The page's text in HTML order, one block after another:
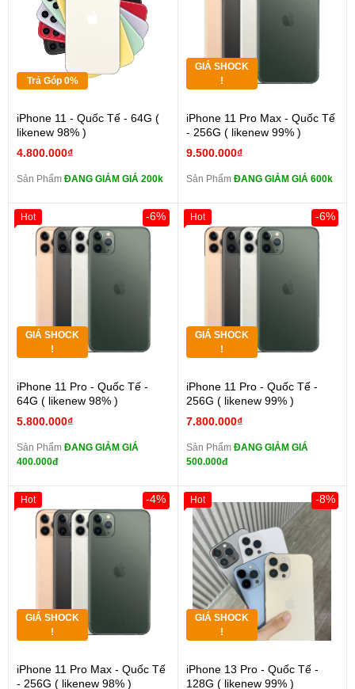
Trả Góp 0%
iPhone 11 - Quốc Tế - 64G (
likenew 98% )
4.800.000₫
Sản Phẩm ĐANG GIẢM GIÁ 200k
GIÁ SHOCK
!
iPhone 11 Pro Max - Quốc Tế
- 256G ( likenew 99% )
9.500.000₫
Sản Phẩm ĐANG GIẢM GIÁ 600k
GIÁ SHOCK
!
iPhone 11 Pro - Quốc Tế -
64G ( likenew 98% )
5.800.000₫
-6%
Sản Phẩm ĐANG GIẢM GIÁ
400.000đ
Hot
GIÁ SHOCK
!
iPhone 11 Pro - Quốc Tế -
256G ( likenew 99% )
7.800.000₫
-6%
Sản Phẩm ĐANG GIẢM GIÁ
500.000đ
Hot
GIÁ SHOCK
!
iPhone 11 Pro Max - Quốc Tế
- 256G ( likenew 98% )
-4%
Hot
GIÁ SHOCK
!
iPhone 13 Pro - Quốc Tế -
128G ( likenew 99% )
-8%
Hot